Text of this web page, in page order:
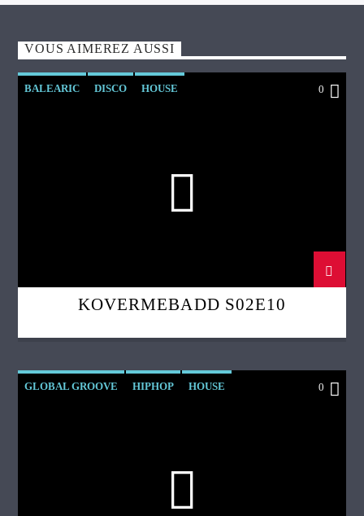
VOUS AIMEREZ AUSSI
BALEARIC DISCO HOUSE 0
KOVERMEBADD S02E10
GLOBAL GROOVE HIPHOP HOUSE 0